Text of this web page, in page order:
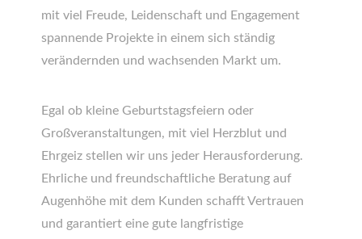
mit viel Freude, Leidenschaft und Engagement
spannende Projekte in einem sich ständig
verändernden und wachsenden Markt um.
Egal ob kleine Geburtstagsfeiern oder
Großveranstaltungen, mit viel Herzblut und
Ehrgeiz stellen wir uns jeder Herausforderung.
Ehrliche und freundschaftliche Beratung auf
Augenhöhe mit dem Kunden schafft Vertrauen
und garantiert eine gute langfristige